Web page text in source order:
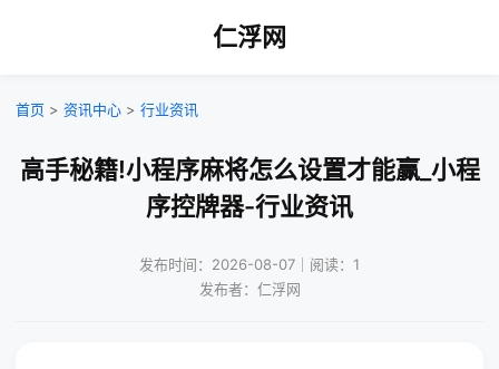
仁浮网
首页 > 资讯中心 > 行业资讯
高手秘籍!小程序麻将怎么设置才能赢_小程
序控牌器-行业资讯
发布时间：2026-08-07｜阅读：1
发布者：仁浮网